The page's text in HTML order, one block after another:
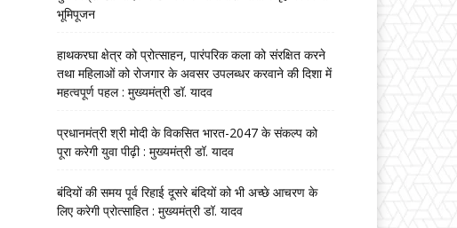
भूमिपूजन
हाथकरघा क्षेत्र को प्रोत्साहन, पारंपरिक कला को संरक्षित करने
तथा महिलाओं को रोजगार के अवसर उपलब्धर करवाने की दिशा में
महत्वपूर्ण पहल : मुख्यमंत्री डॉ. यादव
प्रधानमंत्री श्री मोदी के विकसित भारत-2047 के संकल्प को
पूरा करेगी युवा पीढ़ी : मुख्यमंत्री डॉ. यादव
बंदियों की समय पूर्व रिहाई दूसरे बंदियों को भी अच्छे आचरण के
लिए करेगी प्रोत्साहित : मुख्यमंत्री डॉ. यादव